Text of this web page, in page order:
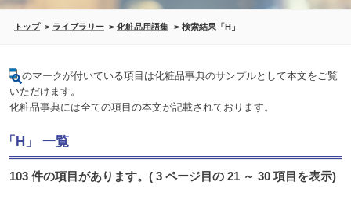
トップ ライブラリー 化粧品用語集 検索結果「H」
のマークが付いている項目は化粧品事典のサンプルとして本文をご覧
いただけます。
化粧品事典には全ての項目の本文が記載されております。
「H」 一覧
103 件の項目があります。( 3 ページ目の 21 ～ 30 項目を表示)